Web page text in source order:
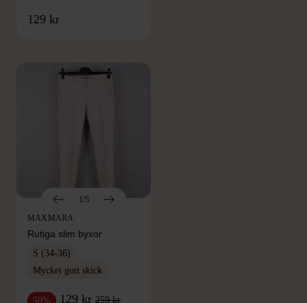
129 kr
FRÅN SAMMA VARUMÄRKE
1/5
MAXMARA
Rutiga slim byxor
S (34-36)
Mycket gott skick
50% 129 kr 259 kr